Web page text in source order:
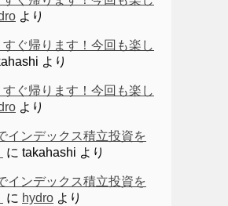
より
ぐ帰ります！今回も楽し
より
ぐ帰ります！今回も楽し
より
インデックス積立投資を
に takahashi より
インデックス積立投資を
に hydro より